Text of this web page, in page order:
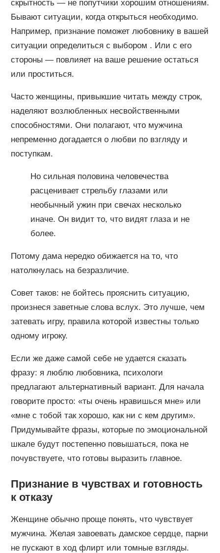
скрытность — не попутчики хорошим отношениям.
Бывают ситуации, когда открыться необходимо.
Например, признание поможет любовнику в вашей
ситуации определиться с выбором . Или с его
стороны — повлияет на ваше решение остаться
или проститься.
Часто женщины, привыкшие читать между строк,
наделяют возлюбленных несвойственными
способностями. Они полагают, что мужчина
непременно догадается о любви по взгляду и
поступкам.
Но сильная половина человечества
расценивает стрельбу глазами или
необычный ужин при свечах несколько
иначе. Он видит то, что видят глаза и не
более.
Потому дама нередко обижается на то, что
натолкнулась на безразличие.
Совет таков: не бойтесь прояснить ситуацию,
произнеся заветные слова вслух. Это лучше, чем
затевать игру, правила которой известны только
одному игроку.
Если же даже самой себе не удается сказать
фразу: я люблю любовника, психологи
предлагают альтернативный вариант. Для начала
говорите просто: «ты очень нравишься мне» или
«мне с тобой так хорошо, как ни с кем другим».
Придумывайте фразы, которые по эмоциональной
шкале будут постепенно повышаться, пока не
почувствуете, что готовы выразить главное.
Признание в чувствах и готовность
к отказу
Женщине обычно проще понять, что чувствует
мужчина. Желая завоевать дамское сердце, парни
не пускают в ход флирт или томные взгляды.